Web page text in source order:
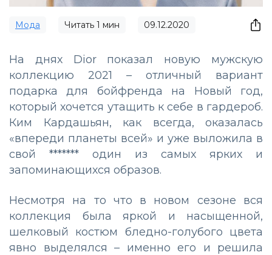
Мода Читать 1 мин 09.12.2020
На днях Dior показал новую мужскую
коллекцию 2021 – отличный вариант
подарка для бойфренда на Новый год,
который хочется утащить к себе в гардероб.
Ким Кардашьян, как всегда, оказалась
«впереди планеты всей» и уже выложила в
свой ******* один из самых ярких и
запоминающихся образов.
Несмотря на то что в новом сезоне вся
коллекция была яркой и насыщенной,
шелковый костюм бледно-голубого цвета
явно выделялся – именно его и решила